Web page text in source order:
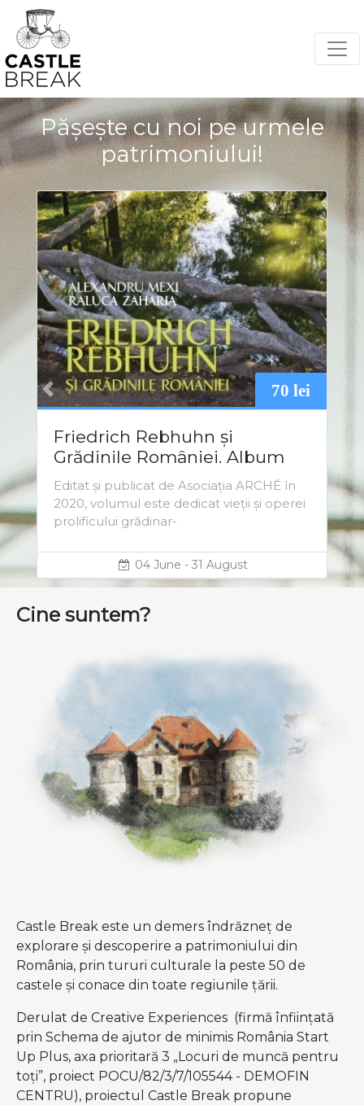
Pășește cu noi pe urmele
patrimoniului!
70 lei
Friedrich Rebhuhn și
Grădinile României. Album
de specialist
Editat și publicat de Asociația ARCHÉ în
2020, volumul este dedicat vieții și operei
prolificului grădinar-
04 June - 31 August
labels.previous
Cine suntem?
Castle Break este un demers îndrăzneţ de
explorare și descoperire a patrimoniului din
România, prin tururi culturale la peste 50 de
castele și conace din toate regiunile țării.
Derulat de Creative Experiences (firmă înființată
prin Schema de ajutor de minimis România Start
Up Plus, axa prioritară 3 „Locuri de muncă pentru
toţi”, proiect POCU/82/3/7/105544 - DEMOFIN
CENTRU), proiectul Castle Break propune